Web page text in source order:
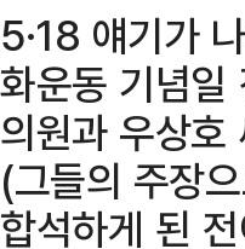
5·18 얘기가
화운동 기념일
의원과 우상
(그들의 주장
합석하게 된